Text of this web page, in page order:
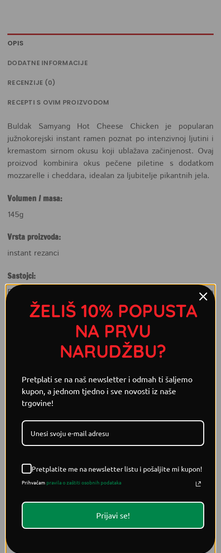
OPIS
DODATNE INFORMACIJE
RECENZIJE (0)
RECEPTI S OVIM PROIZVODOM
Buldak Samyang Hot Cheese Chicken je popularan
južnokorejski instant ramen poznat po intenzivnoj ljutini i
kremastom sirnom okusu koji ublažava začinjenost. Ovaj
proizvod kombinira okus pečene piletine s dodatkom
mozzarelle i cheddara, idealan za ljubitelje pikantnih jela.
Volumen / masa:
145g
Vrsta proizvoda:
instant rezanci
Sastojci:
Rezanci (73%): pšenično brašno, modificirani tapiokin
skrob, palmovo ulje, pšenični gluten, sol, glicerol, sojino
ulje, regulator kiseline (E501, E500, E339, E330),
zgušnjivač (E412), voda, emulgator (E322), ulje
aromatičnog čaja.Tekuća juha (24%): voda, umjetni sirni
aroma prah, soja umak, bijeli šećer, umjetna aroma
modificirani krompir skrob.Prah (3%): mocarela sir prah,
pečeni sezam, pečena lavanda/p>
POVEZANI PROIZVODI
ŽELIŠ 10% POPUSTA
NA PRVU
NARUDŽBU?
Pretplati se na naš newsletter i odmah ti šaljemo
kupon, a jednom tjedno i sve novosti iz naše
trgovine!
Pretplatite me na newsletter listu i pošaljite mi kupon!
Prihvaćam pravila o zaštiti osobnih podataka
Prijavi se!